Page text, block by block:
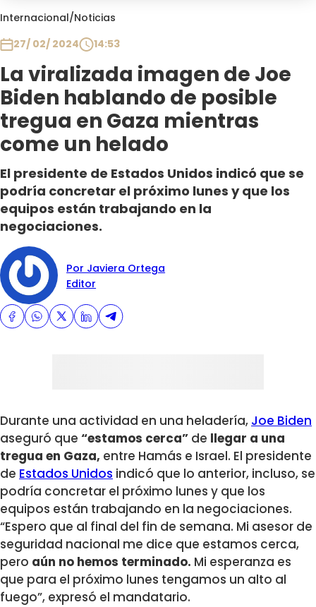
Internacional/Noticias
27/ 02/ 2024
14:53
La viralizada imagen de Joe
Biden hablando de posible
tregua en Gaza mientras
come un helado
El presidente de Estados Unidos indicó que se
podría concretar el próximo lunes y que los
equipos están trabajando en la
negociaciones.
Por Javiera Ortega
Editor
Durante una actividad en una heladería, Joe Biden
aseguró que “estamos cerca” de llegar a una
tregua en Gaza, entre Hamás e Israel. El presidente
de Estados Unidos indicó que lo anterior, incluso, se
podría concretar el próximo lunes y que los
equipos están trabajando en la negociaciones.
“Espero que al final del fin de semana. Mi asesor de
seguridad nacional me dice que estamos cerca,
pero aún no hemos terminado. Mi esperanza es
que para el próximo lunes tengamos un alto al
fuego”, expresó el mandatario.
Club De La Comedia
Plan Perfecto
El Tiempo
Sabingo
Todos Los Programas